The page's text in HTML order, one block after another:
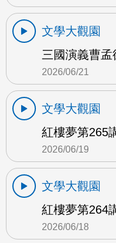
文學大觀園
三國演義曹
2026/06/21
文學大觀園
紅樓夢第265
2026/06/19
文學大觀園
紅樓夢第264
2026/06/18